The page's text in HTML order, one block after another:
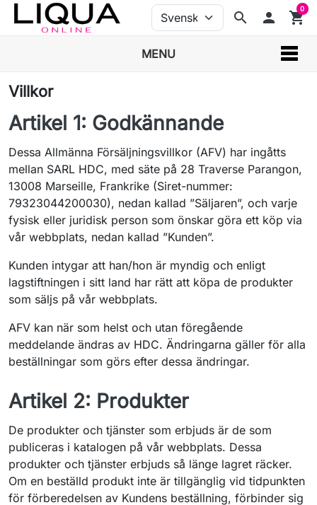
search person shopping_cart
0
MENU
Villkor
Artikel 1: Godkännande
Dessa Allmänna Försäljningsvillkor (AFV) har ingåtts
mellan SARL HDC, med säte på 28 Traverse Parangon,
13008 Marseille, Frankrike (Siret-nummer:
79323044200030), nedan kallad ”Säljaren”, och varje
fysisk eller juridisk person som önskar göra ett köp via
vår webbplats, nedan kallad ”Kunden”.
Kunden intygar att han/hon är myndig och enligt
lagstiftningen i sitt land har rätt att köpa de produkter
som säljs på vår webbplats.
AFV kan när som helst och utan föregående
meddelande ändras av HDC. Ändringarna gäller för alla
beställningar som görs efter dessa ändringar.
Artikel 2: Produkter
De produkter och tjänster som erbjuds är de som
publiceras i katalogen på vår webbplats. Dessa
produkter och tjänster erbjuds så länge lagret räcker.
Om en beställd produkt inte är tillgänglig vid tidpunkten
för förberedelsen av Kundens beställning, förbinder sig